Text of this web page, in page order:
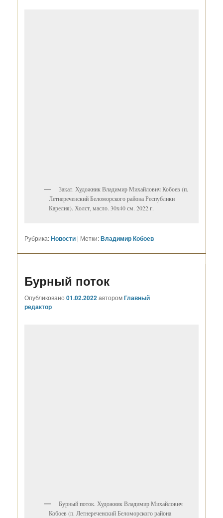
Закат. Художник Владимир Михайлович Кобоев (п.
Летнереченский Беломорского района Республики
Карелия). Холст, масло. 30х40 см. 2022 г.
Рубрика:Новости | Метки:Владимир Кобоев
Бурный поток
Опубликовано01.02.2022авторомГлавный
редактор
Бурный поток. Художник Владимир Михайлович
Кобоев (п. Летнереченский Беломорского района